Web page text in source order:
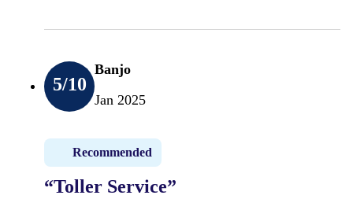
5/10
Banjo
Jan 2025
Recommended
“Toller Service”